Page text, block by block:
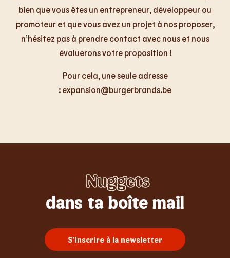
bien que vous êtes un entrepreneur, développeur ou
promoteur et que vous avez un projet à nos proposer,
n’hésitez pas à prendre contact avec nous et nous
évaluerons votre proposition !
Pour cela, une seule adresse
: expansion@burgerbrands.be
Whopper
Nuggets
Frites
Burgers
Poulet
Sundae
dans ta boîte mail
S'inscrire à la newsletter